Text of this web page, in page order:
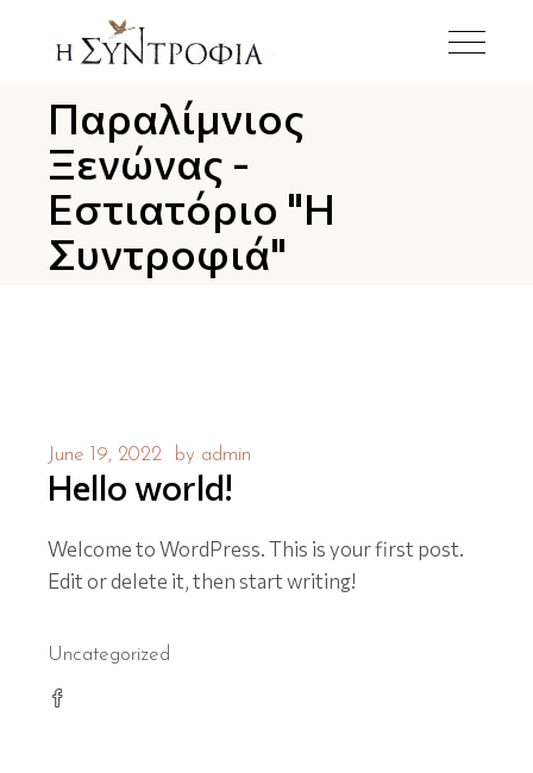
Παραλίμνιος
Ξενώνας -
Εστιατόριο "Η
Συντροφιά"
June 19, 2022 by admin
Hello world!
Welcome to WordPress. This is your first post.
Edit or delete it, then start writing!
Uncategorized